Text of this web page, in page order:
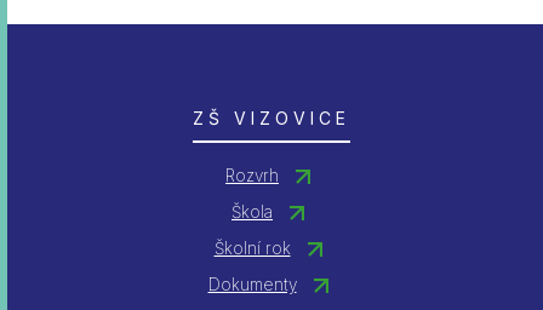
ZŠ VIZOVICE
Rozvrh
Škola
Školní rok
Dokumenty